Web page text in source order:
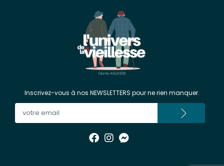
Inscrivez-vous à nos NEWSLETTERS pour ne rien manquer.